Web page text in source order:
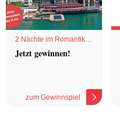
2 Nächte im Romantik
Hotel
Jetzt gewinnen!
zum Gewinnspiel